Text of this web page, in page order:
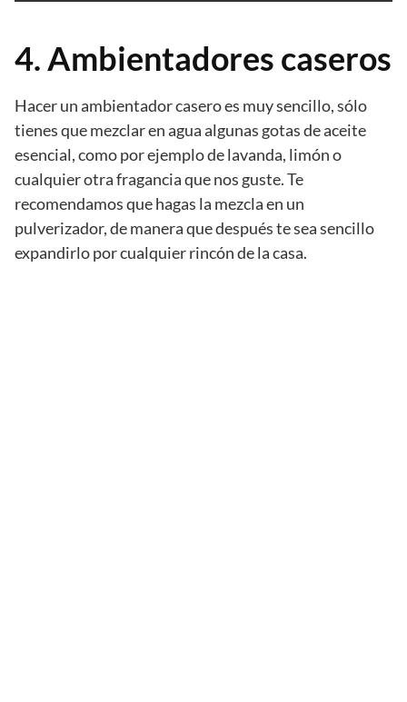
4. Ambientadores caseros
Hacer un ambientador casero es muy sencillo, sólo
tienes que mezclar en agua algunas gotas de aceite
esencial, como por ejemplo de lavanda, limón o
cualquier otra fragancia que nos guste. Te
recomendamos que hagas la mezcla en un
pulverizador, de manera que después te sea sencillo
expandirlo por cualquier rincón de la casa.